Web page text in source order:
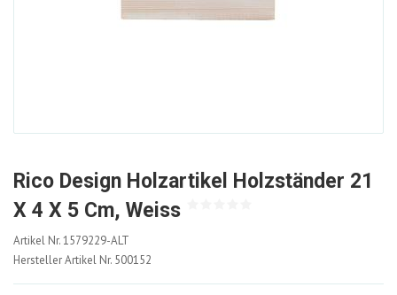
Rico Design Holzartikel Holzständer 21
X 4 X 5 Cm, Weiss
1579229-
ALT
Artikel Nr.1579229-ALT
Hersteller Artikel Nr. 500152